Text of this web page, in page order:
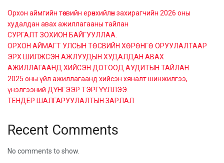
Орхон аймгийн төсвийн ерөнхийлөн захирагчийн 2026 оны
худалдан авах ажиллагааны тайлан
СУРГАЛТ ЗОХИОН БАЙГУУЛЛАА.
ОРХОН АЙМАГТ УЛСЫН ТӨСВИЙН ХӨРӨНГӨ ОРУУЛАЛТААР
ЭРХ ШИЛЖСЭН АЖЛУУДЫН ХУДАЛДАН АВАХ
АЖИЛЛАГААНД ХИЙСЭН ДОТООД АУДИТЫН ТАЙЛАН
2025 оны үйл ажиллагаанд хийсэн хяналт шинжилгээ,
үнэлгээний ДҮНГЭЭР ТЭРГҮҮЛЛЭЭ.
ТЕНДЕР ШАЛГАРУУЛАЛТЫН ЗАРЛАЛ
Recent Comments
No comments to show.